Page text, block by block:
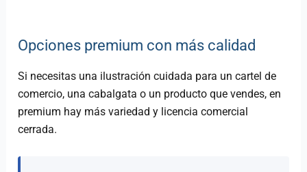
Opciones premium con más calidad
Si necesitas una ilustración cuidada para un cartel de
comercio, una cabalgata o un producto que vendes, en
premium hay más variedad y licencia comercial
cerrada.